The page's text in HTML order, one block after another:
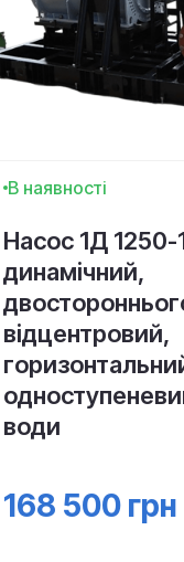
В наявності
Насос 1Д 1250-
динамічний,
відцентровий,
води
168 500 грн